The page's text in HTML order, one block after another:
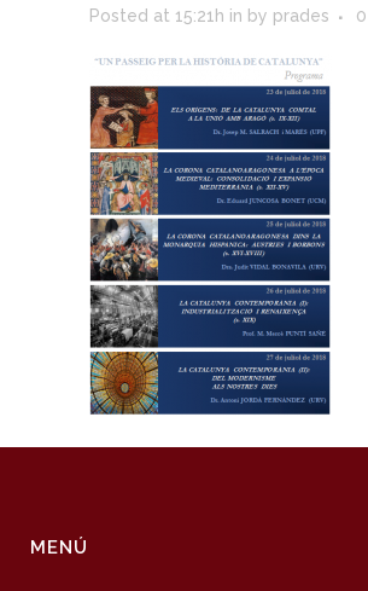
Posted at 15:21h in by prades 0
MENÚ